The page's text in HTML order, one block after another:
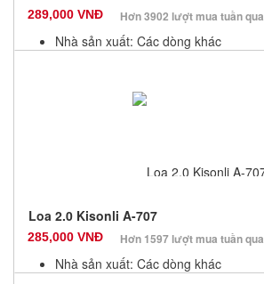
289,000 VNĐ Hơn 3902 lượt mua tuần qua
Nhà sản xuất: Các dòng khác
Số lượng: 100
Loa 2.0 Kisonli A-707
285,000 VNĐ Hơn 1597 lượt mua tuần qua
Nhà sản xuất: Các dòng khác